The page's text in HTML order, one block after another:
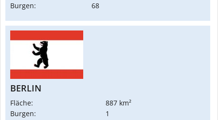
Burgen:
68
BERLIN
Fläche:
887 km²
Burgen:
1